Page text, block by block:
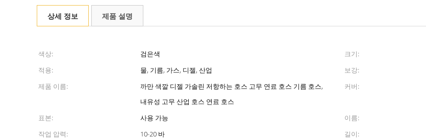
상세 정보 제품 설명
색상: 검은색 크기:
적용:
물, 기름, 가스, 디젤, 산업 보강:
제품 이름:
까만 색깔 디젤 가솔린 저항하는 호스 고무 연료 호스 기름 호스,
내유성 고무 산업 호스 연료 호스
커버:
표본: 사용 가능 이름:
작업 압력:
10-20 바 길이: